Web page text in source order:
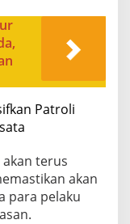
Patroli
terus
akan
para pelaku